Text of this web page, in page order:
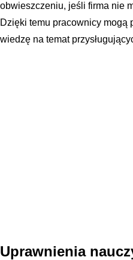
obwieszczeniu, jeśli firma nie
Dzięki temu pracownicy mogą
wiedzę na temat
Uprawnienia